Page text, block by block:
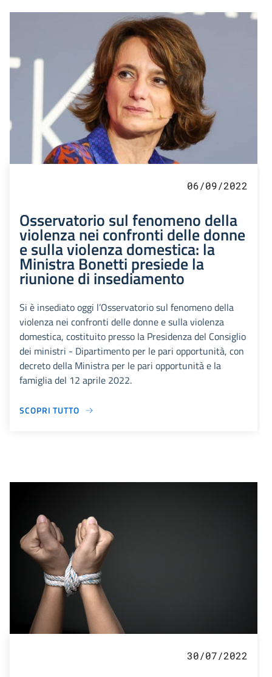
06/09/2022
Osservatorio sul fenomeno della
violenza nei confronti delle donne
e sulla violenza domestica: la
Ministra Bonetti presiede la
riunione di insediamento
Si è insediato oggi l’Osservatorio sul fenomeno della
violenza nei confronti delle donne e sulla violenza
domestica, costituito presso la Presidenza del Consiglio
dei ministri - Dipartimento per le pari opportunità, con
decreto della Ministra per le pari opportunità e la
famiglia del 12 aprile 2022.
SCOPRI TUTTO
30/07/2022